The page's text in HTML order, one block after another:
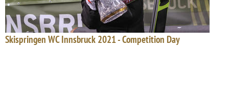
Skispringen WC Innsbruck 2021 - Competition Day